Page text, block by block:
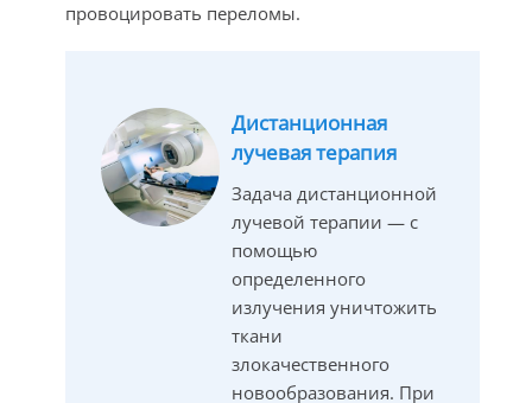
провоцировать переломы.
Дистанционная
лучевая терапия
Задача дистанционной
лучевой терапии — с
помощью
определенного
излучения уничтожить
ткани
злокачественного
новообразования. При